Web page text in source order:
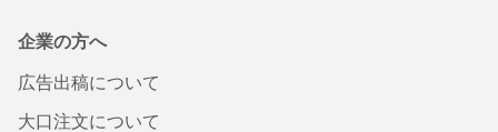
企業の方へ
広告出稿について
大口注文について